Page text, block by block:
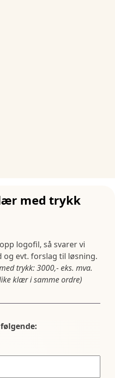
med trykk
logofil, så svarer vi
evt. forslag til løsning.
trykk: 3000,- eks. mva.
klær i samme ordre)